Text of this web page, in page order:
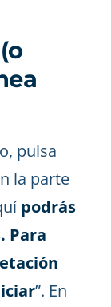
pulsa
la parte
podrás
Para
”. En